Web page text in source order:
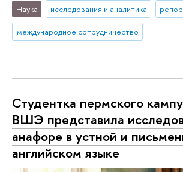
Наука исследования и аналитика
международное сотрудничество
Студентка пермского
ВШЭ представила
анафоре в устной и
английском языке